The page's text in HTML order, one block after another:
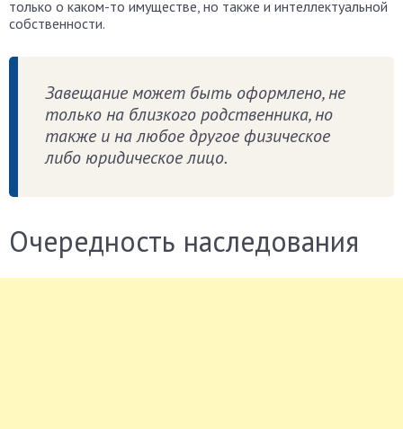
только о каком-то имуществе, но также и интеллектуальной
собственности.
Завещание может быть оформлено, не
только на близкого родственника, но
также и на любое другое физическое
либо юридическое лицо.
Очередность наследования